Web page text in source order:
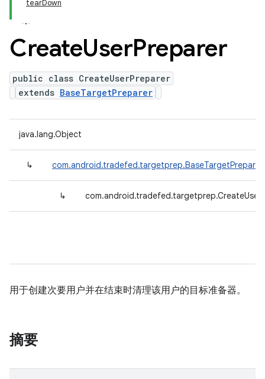
tearDown
CreateUserPreparer
public class CreateUserPreparer
extends BaseTargetPreparer
java.lang.Object
↳ com.android.tradefed.targetprep.BaseTargetPreparer
↳
用于创建次要用户并在结束时清理该用户的目标准备器。
摘要